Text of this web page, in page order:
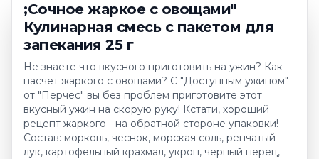
;Сочное жаркое с овощами"
Кулинарная смесь с пакетом для
запекания 25 г
Не знаете что вкусного приготовить на ужин? Как
насчет жаркого с овощами? С "Доступным ужином"
от "Перчес" вы без проблем приготовите этот
вкусный ужин на скорую руку! Кстати, хороший
рецепт жаркого - на обратной стороне упаковки!
Состав: морковь, чеснок, морская соль, репчатый
лук, картофельный крахмал, укроп, черный перец,